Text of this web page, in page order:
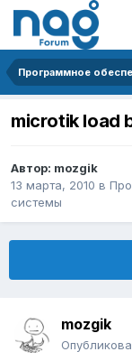
Программное
microtik load
Автор: mozgik
13 марта, 2010 в
системы
mozgik